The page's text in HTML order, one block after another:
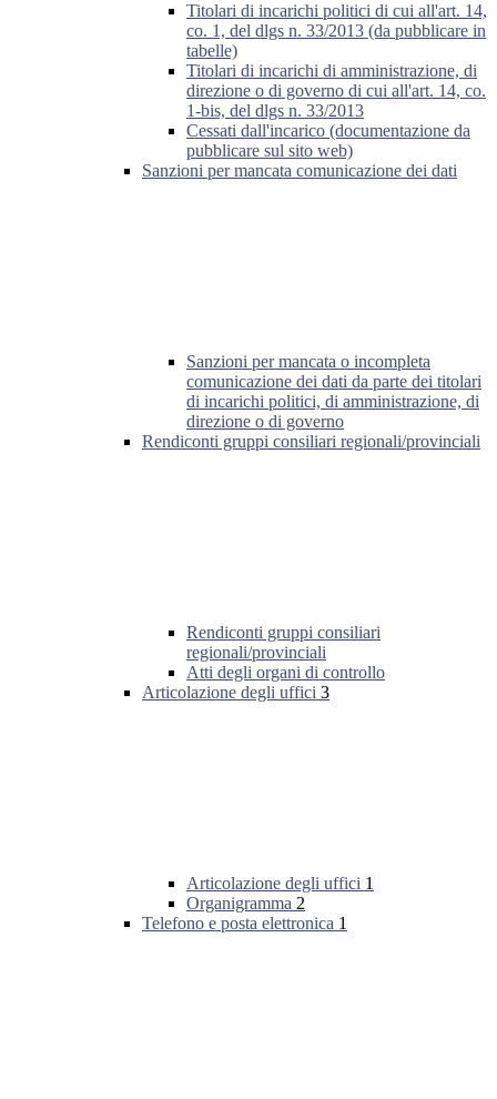
Titolari di incarichi politici di cui all'art. 14,
co. 1, del dlgs n. 33/2013 (da pubblicare in
tabelle)
Titolari di incarichi di amministrazione, di
direzione o di governo di cui all'art. 14, co.
1-bis, del dlgs n. 33/2013
Cessati dall'incarico (documentazione da
pubblicare sul sito web)
Sanzioni per mancata comunicazione dei dati
Sanzioni per mancata o incompleta
comunicazione dei dati da parte dei titolari
di incarichi politici, di amministrazione, di
direzione o di governo
Rendiconti gruppi consiliari regionali/provinciali
Rendiconti gruppi consiliari
regionali/provinciali
Atti degli organi di controllo
Articolazione degli uffici 3
Articolazione degli uffici 1
Organigramma 2
Telefono e posta elettronica 1